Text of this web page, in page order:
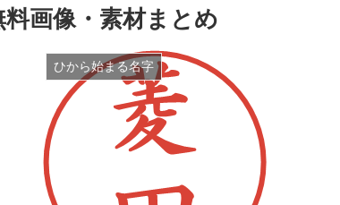
画像・素材まとめ
ひから始まる名字